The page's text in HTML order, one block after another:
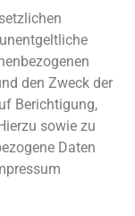
den Zweck der
Berichtigung,
sowie zu
Daten